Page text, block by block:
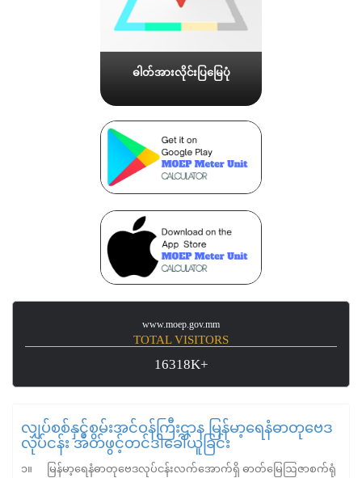
ဓါတ်အားလိုင်းပြမြေပုံ
www.moep.gov.mm
TOTAL VISITORS
16318K+
လျှပ်စစ်နှင့်စွမ်းအင်ဝန်ကြီးဌာန မြန်မာ့ရေနံဓာတုဗေဒ
လုပ်ငန်း အိတ်ဖွင့်တင်ဒါခေါ်ယူခြင်း
၁။ မြန်မာ့ရေနံဓာတုဗေဒလုပ်ငန်းလက်အောက်ရှိ ဓာတ်မြေဩဇာစက်ရုံ